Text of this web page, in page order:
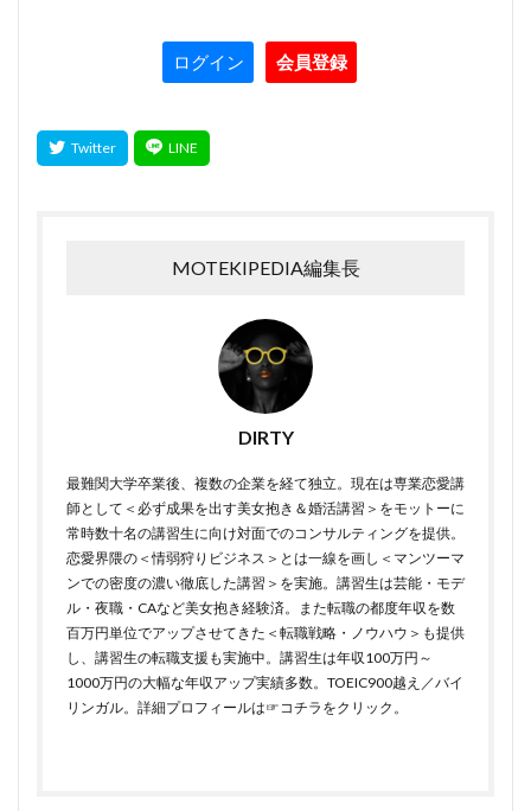
ログイン 会員登録
MOTEKIPEDIA編集長
DIRTY
最難関大学卒業後、複数の企業を経て独立。現在は専業恋愛講
師として＜必ず成果を出す美女抱き＆婚活講習＞をモットーに
常時数十名の講習生に向け対面でのコンサルティングを提供。
恋愛界隈の＜情弱狩りビジネス＞とは一線を画し＜マンツーマ
ンでの密度の濃い徹底した講習＞を実施。講習生は芸能・モデ
ル・夜職・CAなど美女抱き経験済。また転職の都度年収を数
百万円単位でアップさせてきた＜転職戦略・ノウハウ＞も提供
し、講習生の転職支援も実施中。講習生は年収100万円～
1000万円の大幅な年収アップ実績多数。TOEIC900越え／バイ
リンガル。詳細プロフィールは☞コチラをクリック 。